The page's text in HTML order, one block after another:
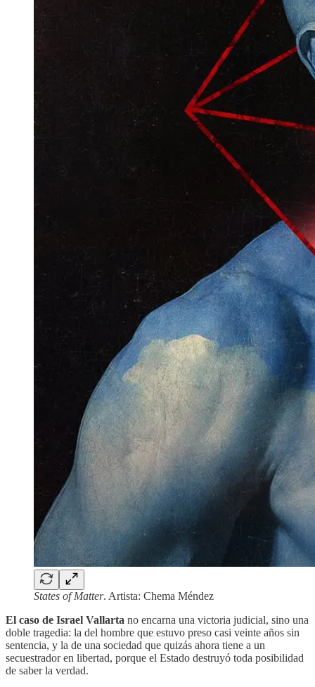
States of Matter. Artista: Chema Méndez
El caso de Israel Vallarta no encarna una victoria judicial, sino una
doble tragedia: la del hombre que estuvo preso casi veinte años sin
sentencia, y la de una sociedad que quizás ahora tiene a un
secuestrador en libertad, porque el Estado destruyó toda posibilidad
de saber la verdad.